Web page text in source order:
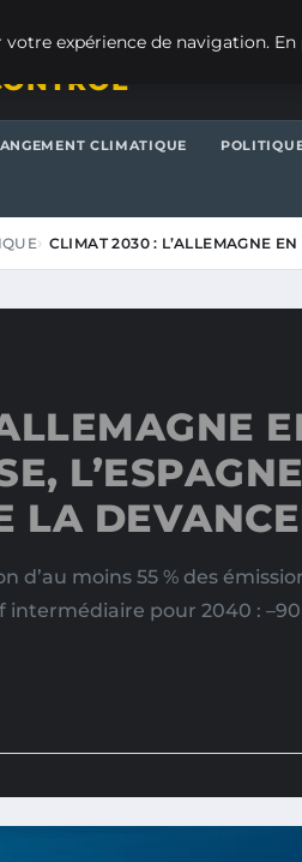
CLIMATIQUE
CLIMAT 2030 : L’ALLEMAGNE
L’ESPAGNE
LA
d’au moins 55 % des
intermédiaire pour 2040 : –90
expérience de navigation.